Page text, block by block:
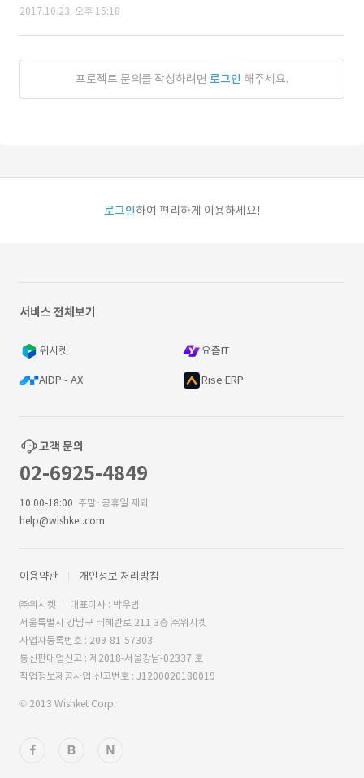
2017.10.23. 오후 15:18
프로젝트 문의를 작성하려면 로그인 해주세요.
로그인하여 편리하게 이용하세요!
서비스 전체보기
위시켓 요즘IT
AIDP - AX Rise ERP
고객 문의
02-6925-4849
10:00-18:00 주말·공휴일 제외
help@wishket.com
이용약관 개인정보 처리방침
㈜위시켓
대표이사 : 박우범
서울특별시 강남구 테헤란로 211 3층 ㈜위시켓
사업자등록번호 : 209-81-57303
통신판매업신고 : 제2018-서울강남-02337 호
직업정보제공사업 신고번호 : J1200020180019
© 2013 Wishket Corp.